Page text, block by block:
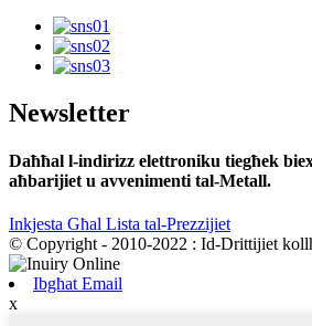
Newsletter
Daħħal l-indirizz elettroniku tiegħek
aħbarijiet u avvenimenti tal-Metall.
Inkjesta Għal Lista tal-Prezzijiet
© Copyright - 2010-2022 : Id-Drittijiet
Ibgħat Email
x